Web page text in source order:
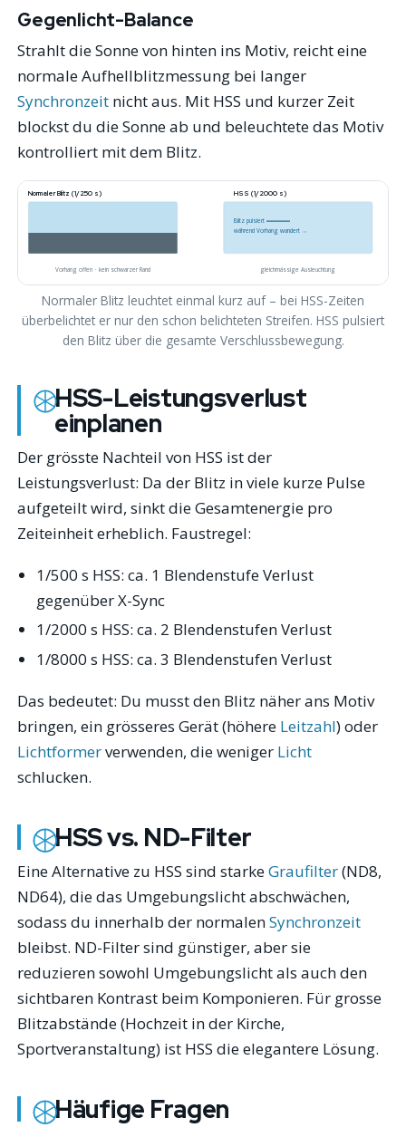
Gegenlicht-Balance
Strahlt die Sonne von hinten ins Motiv, reicht eine
normale Aufhellblitzmessung bei langer
Synchronzeit nicht aus. Mit HSS und kurzer Zeit
blockst du die Sonne ab und beleuchtete das Motiv
kontrolliert mit dem Blitz.
Normaler Blitz (1/250 s)
Vorhang offen · kein schwarzer Rand
HSS (1/2000 s)
Blitz pulsiert ▪▪▪▪▪▪▪▪▪▪▪▪▪
während Vorhang wandert →
gleichmässige Ausleuchtung
Normaler Blitz leuchtet einmal kurz auf – bei HSS-Zeiten
überbelichtet er nur den schon belichteten Streifen. HSS pulsiert
den Blitz über die gesamte Verschlussbewegung.
HSS-Leistungsverlust
einplanen
Der grösste Nachteil von HSS ist der
Leistungsverlust: Da der Blitz in viele kurze Pulse
aufgeteilt wird, sinkt die Gesamtenergie pro
Zeiteinheit erheblich. Faustregel:
1/500 s HSS: ca. 1 Blendenstufe Verlust
gegenüber X-Sync
1/2000 s HSS: ca. 2 Blendenstufen Verlust
1/8000 s HSS: ca. 3 Blendenstufen Verlust
Das bedeutet: Du musst den Blitz näher ans Motiv
bringen, ein grösseres Gerät (höhere Leitzahl) oder
Lichtformerverwenden, die weniger Licht
schlucken.
HSS vs. ND-Filter
Eine Alternative zu HSS sind starkeGraufilter(ND8,
ND64), die das Umgebungslicht abschwächen,
sodass du innerhalb der normalenSynchronzeit
bleibst. ND-Filter sind günstiger, aber sie
reduzieren sowohl Umgebungslicht als auch den
sichtbaren Kontrast beim Komponieren. Für grosse
Blitzabstände (Hochzeit in der Kirche,
Sportveranstaltung) ist HSS die elegantere Lösung.
Häufige Fragen